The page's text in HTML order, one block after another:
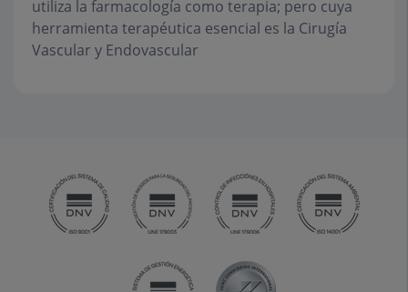
utiliza la farmacología como terapia; pero cuya
herramienta terapéutica esencial es la Cirugía
Vascular y Endovascular